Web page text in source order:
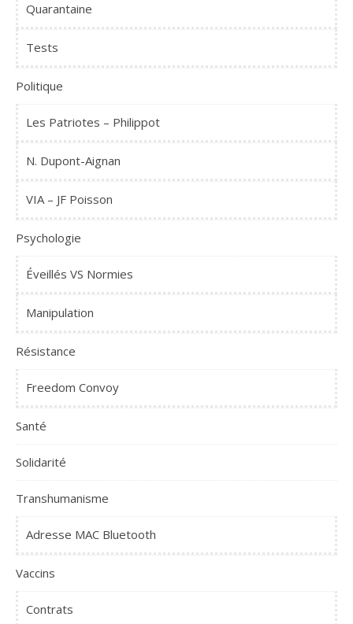
Quarantaine
Tests
Politique
Les Patriotes – Philippot
N. Dupont-Aignan
VIA – JF Poisson
Psychologie
Éveillés VS Normies
Manipulation
Résistance
Freedom Convoy
Santé
Solidarité
Transhumanisme
Adresse MAC Bluetooth
Vaccins
Contrats